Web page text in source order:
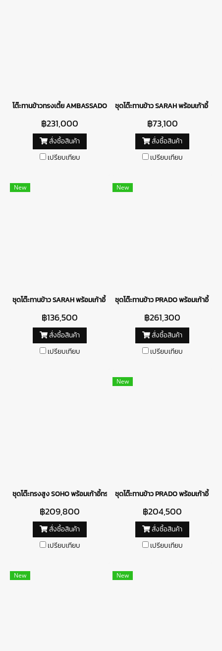
โต๊ะทานข้าวทรงเตี้ย AMBASSADOR พร้อมเก้าอี้ CALPI
฿231,000
สั่งซื้อสินค้า
เปรียบเทียบ
ชุดโต๊ะทานข้าว SARAH พร้อมเก้าอี้
฿73,100
สั่งซื้อสินค้า
เปรียบเทียบ
New
ชุดโต๊ะทานข้าว SARAH พร้อมเก้าอี้ MONTERA
฿136,500
สั่งซื้อสินค้า
เปรียบเทียบ
New
ชุดโต๊ะทานข้าว PRADO พร้อมเก้าอี้
฿261,300
สั่งซื้อสินค้า
เปรียบเทียบ
ชุดโต๊ะทรงสูง SOHO พร้อมเก้าอี้ทรงสูง BIARRITZ
฿209,800
สั่งซื้อสินค้า
เปรียบเทียบ
New
ชุดโต๊ะทานข้าว PRADO พร้อมเก้าอี้
฿204,500
สั่งซื้อสินค้า
เปรียบเทียบ
New New